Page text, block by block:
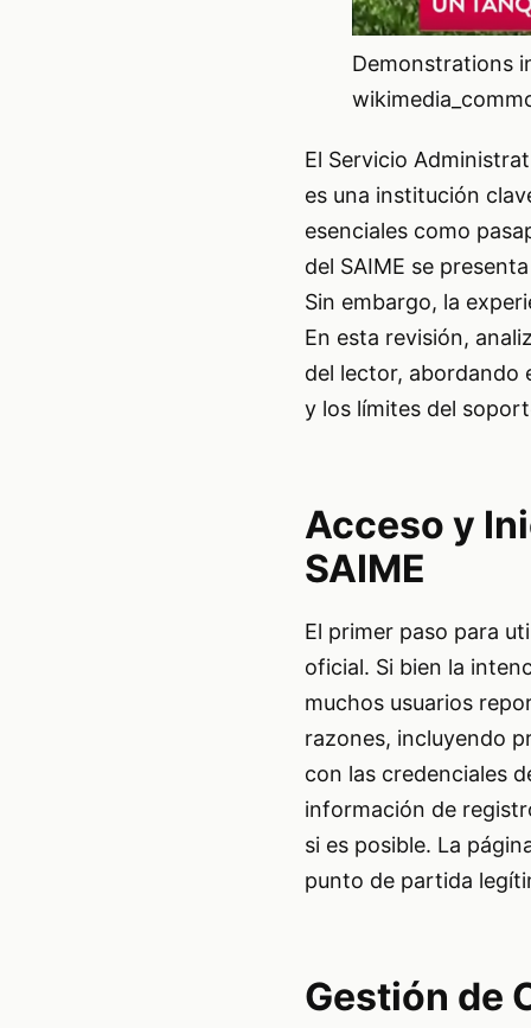
Demonstrations
El Servicio
es una institución
esenciales como
del SAIME se
Sin embargo, la
En esta revisión,
del lector, abordando
y los límites del
Acceso y
SAIME
El primer paso para
oficial. Si bien la
muchos usuarios
razones, incluyendo
con las credenciales
información de
si es posible. La
punto de partida
Gestión de